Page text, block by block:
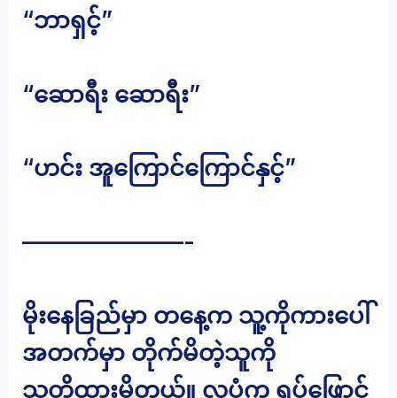
“ဘာရှင့်”
“ဆောရီး ဆောရီး”
“ဟင်း အူကြောင်ကြောင်နှင့်”
———————-
မိုးနေခြည်မှာ တနေ့က သူ့ကိုကားပေါ်
အတက်မှာ တိုက်မိတဲ့သူကို
သတိထားမိတယ်။ လူပုံက ရုပ်ဖြောင့်